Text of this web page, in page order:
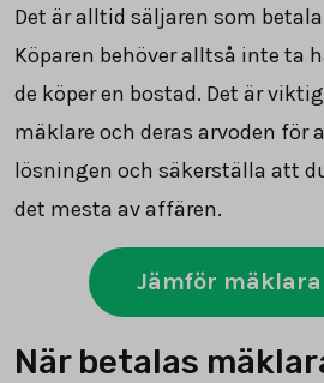
Det är alltid säljaren som
Köparen behöver alltså inte ta
de köper en bostad. Det är
mäklare och deras arvoden för
lösningen och säkerställa att
det mesta av affären.
Jämför
När betalas